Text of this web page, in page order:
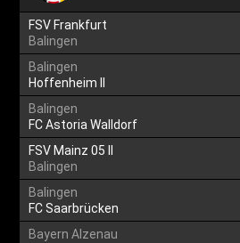
FSV Frankfurt
Balingen
Balingen
Hoffenheim II
Balingen
FC Astoria Walldorf
FSV Mainz 05 II
Balingen
Balingen
FC Saarbrücken
Bayern Alzenau